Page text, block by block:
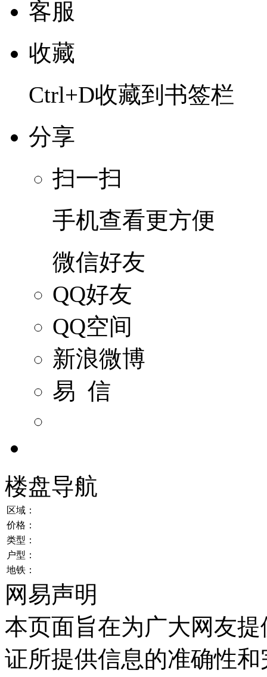
客服
收藏
Ctrl+D收藏到书签栏
分享
扫一扫
手机查看更方便
微信好友
QQ好友
QQ空间
新浪微博
易 信
楼盘导航
区域：
价格：
类型：
户型：
地铁：
网易声明
本页面旨在为广大网友
证所提供信息的准确性